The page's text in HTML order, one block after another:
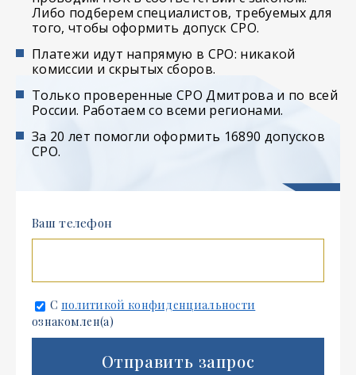
Либо подберем специалистов, требуемых для
того, чтобы оформить допуск СРО.
Платежи идут напрямую в СРО: никакой
комиссии и скрытых сборов.
Только проверенные СРО Дмитрова и по всей
России. Работаем со всеми регионами.
За 20 лет помогли оформить 16890 допусков
СРО.
Ваш телефон
С политикой конфиденциальности
ознакомлен(а)
Отправить запрос